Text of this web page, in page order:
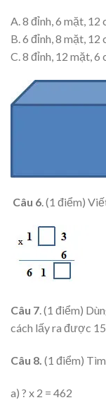
A. 8 đỉnh, 6 mặt, 12
B. 6 đỉnh, 8 mặt, 12
C. 8 đỉnh, 12 mặt, 6
Câu 6 . (1 điểm)
Câu 7. (1 điểm)
cách lấy ra được
Câu 8. (1 điểm)
a) ? x 2 = 462